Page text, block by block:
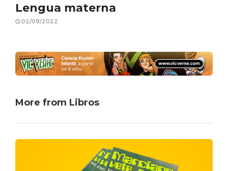
Lengua materna
02/09/2022
More from Libros